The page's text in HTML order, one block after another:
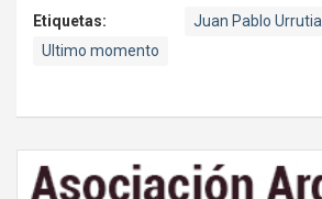
Etiquetas: Juan Pablo Urrutia
Ultimo momento